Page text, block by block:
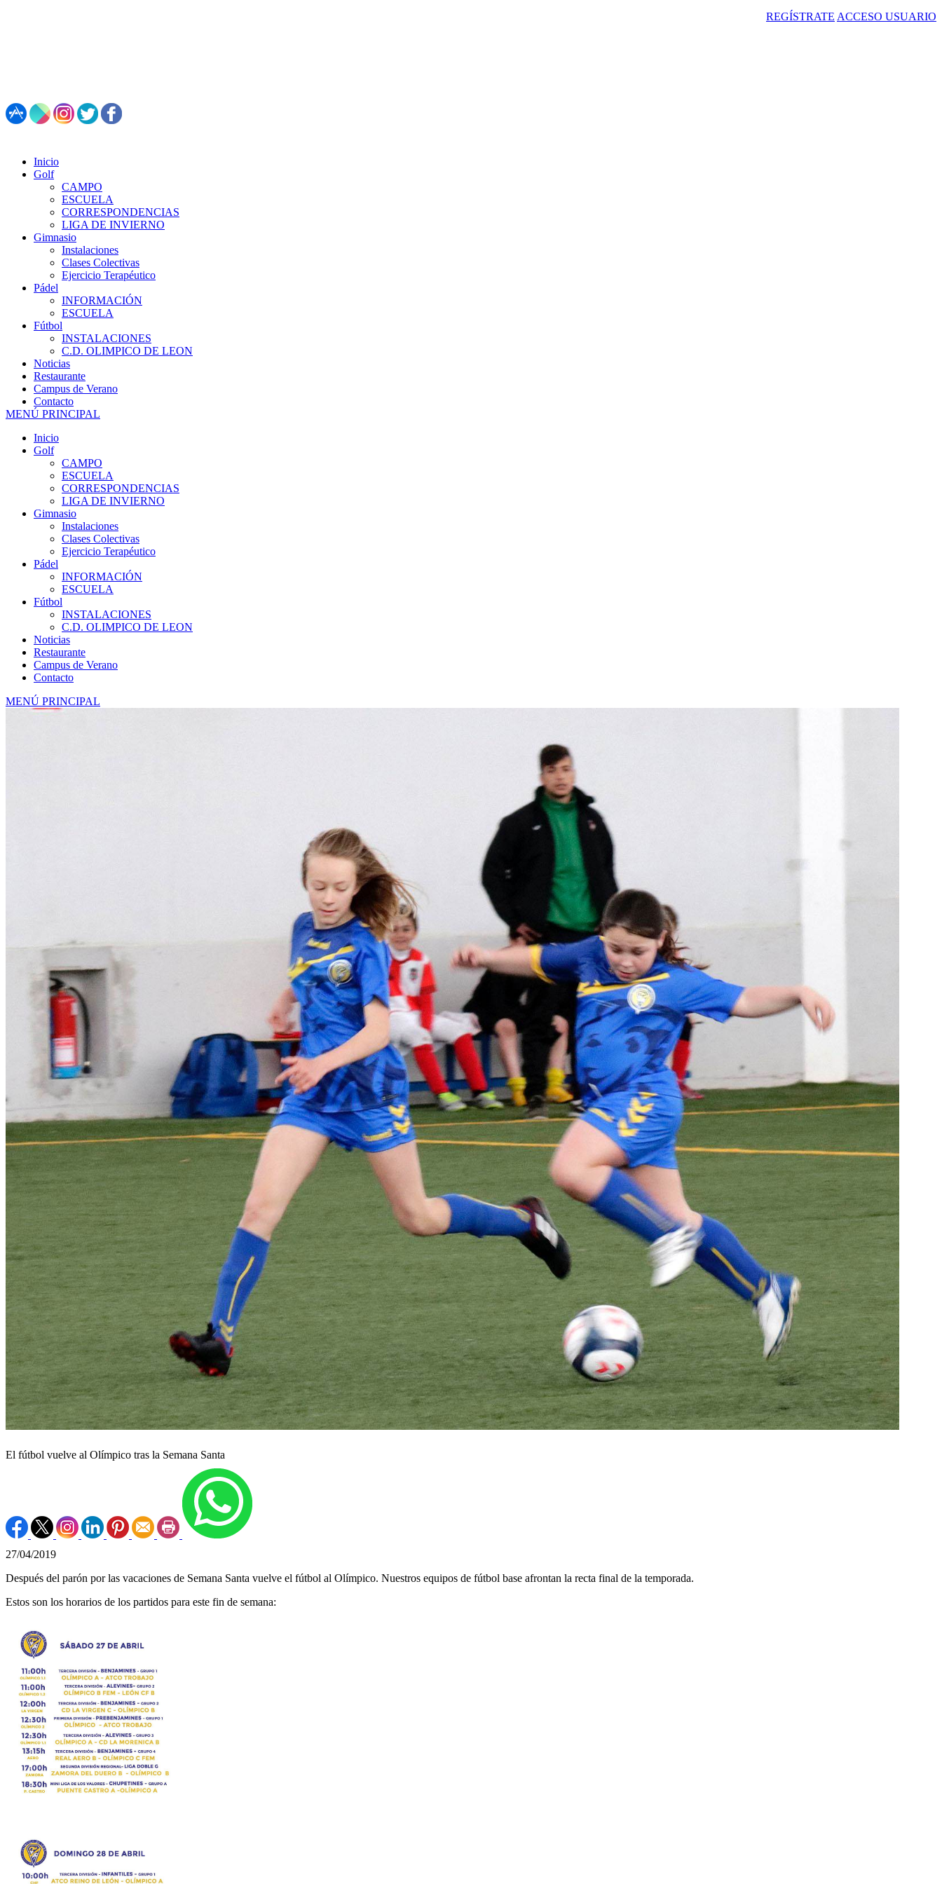
REGÍSTRATE ACCESO USUARIO
Inicio
Golf
CAMPO
ESCUELA
CORRESPONDENCIAS
LIGA DE INVIERNO
Gimnasio
Instalaciones
Clases Colectivas
Ejercicio Terapéutico
Pádel
INFORMACIÓN
ESCUELA
Fútbol
INSTALACIONES
C.D. OLIMPICO DE LEON
Noticias
Restaurante
Campus de Verano
Contacto
MENÚ PRINCIPAL
Inicio
Golf
CAMPO
ESCUELA
CORRESPONDENCIAS
LIGA DE INVIERNO
Gimnasio
Instalaciones
Clases Colectivas
Ejercicio Terapéutico
Pádel
INFORMACIÓN
ESCUELA
Fútbol
INSTALACIONES
C.D. OLIMPICO DE LEON
Noticias
Restaurante
Campus de Verano
Contacto
MENÚ PRINCIPAL
El fútbol vuelve al Olímpico tras la Semana Santa
27/04/2019
Después del parón por las vacaciones de Semana Santa vuelve el fútbol al Olímpico. Nuestros equipos de fútbol base afrontan la recta final de la temporada.
Estos son los horarios de los partidos para este fin de semana: